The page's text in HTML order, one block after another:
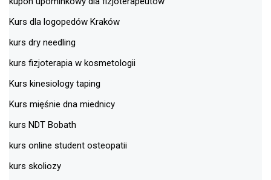
Kurs dla logopedów Kraków
kurs dry needling
kurs fizjoterapia w kosmetologii
Kurs kinesiology taping
Kurs mięśnie dna miednicy
kurs NDT Bobath
kurs online student osteopatii
kurs skoliozy